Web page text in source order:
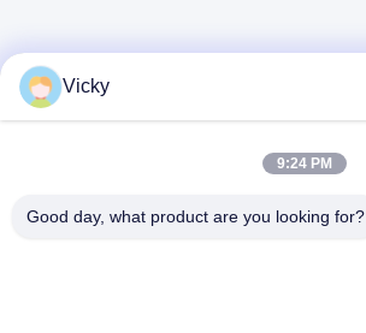
Vicky
9:24 PM
Good day, what product are you looking for?